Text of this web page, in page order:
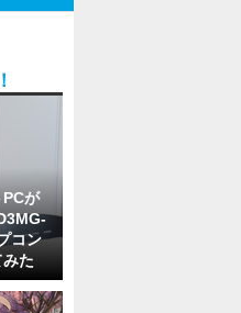
が
コン
た